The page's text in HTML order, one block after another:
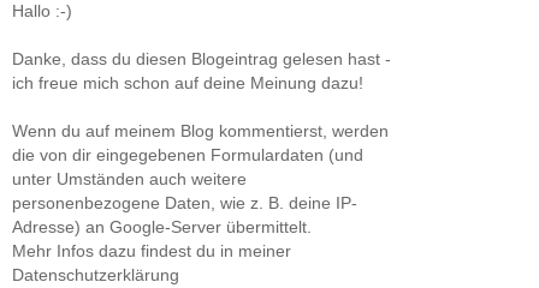
Hallo :-)
Danke, dass du diesen Blogeintrag gelesen hast -
ich freue mich schon auf deine Meinung dazu!
Wenn du auf meinem Blog kommentierst, werden
die von dir eingegebenen Formulardaten (und
unter Umständen auch weitere
personenbezogene Daten, wie z. B. deine IP-
Adresse) an Google-Server übermittelt.
Mehr Infos dazu findest du in meiner
Datenschutzerklärung